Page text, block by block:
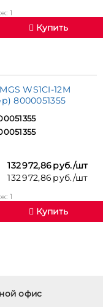
1
Купить
WS1CI-12M
8000051355
132 972,86 руб./шт
132 972,86 руб./шт
1
Купить
офис